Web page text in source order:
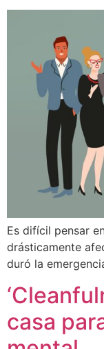
Es difícil pensar
drásticamente
duró la
casa